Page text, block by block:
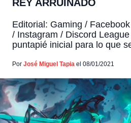
REY ARRUINADO
Editorial: Gaming /
/ Instagram / Discord
puntapié inicial para lo que
novedades que la
detalles de esta temporada
bastante […]
Por José Miguel Tapia el 08/01/2021